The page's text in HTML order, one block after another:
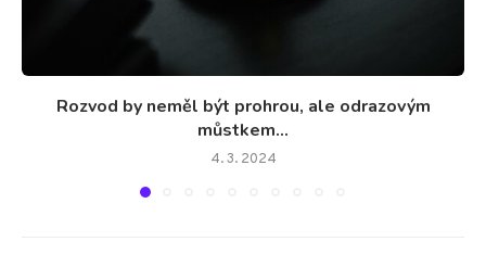
Rozvod by neměl být prohrou, ale odrazovým
můstkem...
4. 3. 2024